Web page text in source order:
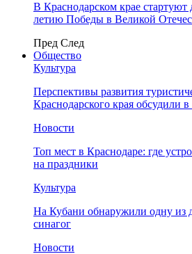
В Краснодарском крае стартуют
летию Победы в Великой
Пред След
Общество
Культура
Перспективы развития
Краснодарского края обсудили
Новости
Топ мест в Краснодаре: где
на праздники
Культура
На Кубани обнаружили одну из
синагог
Новости